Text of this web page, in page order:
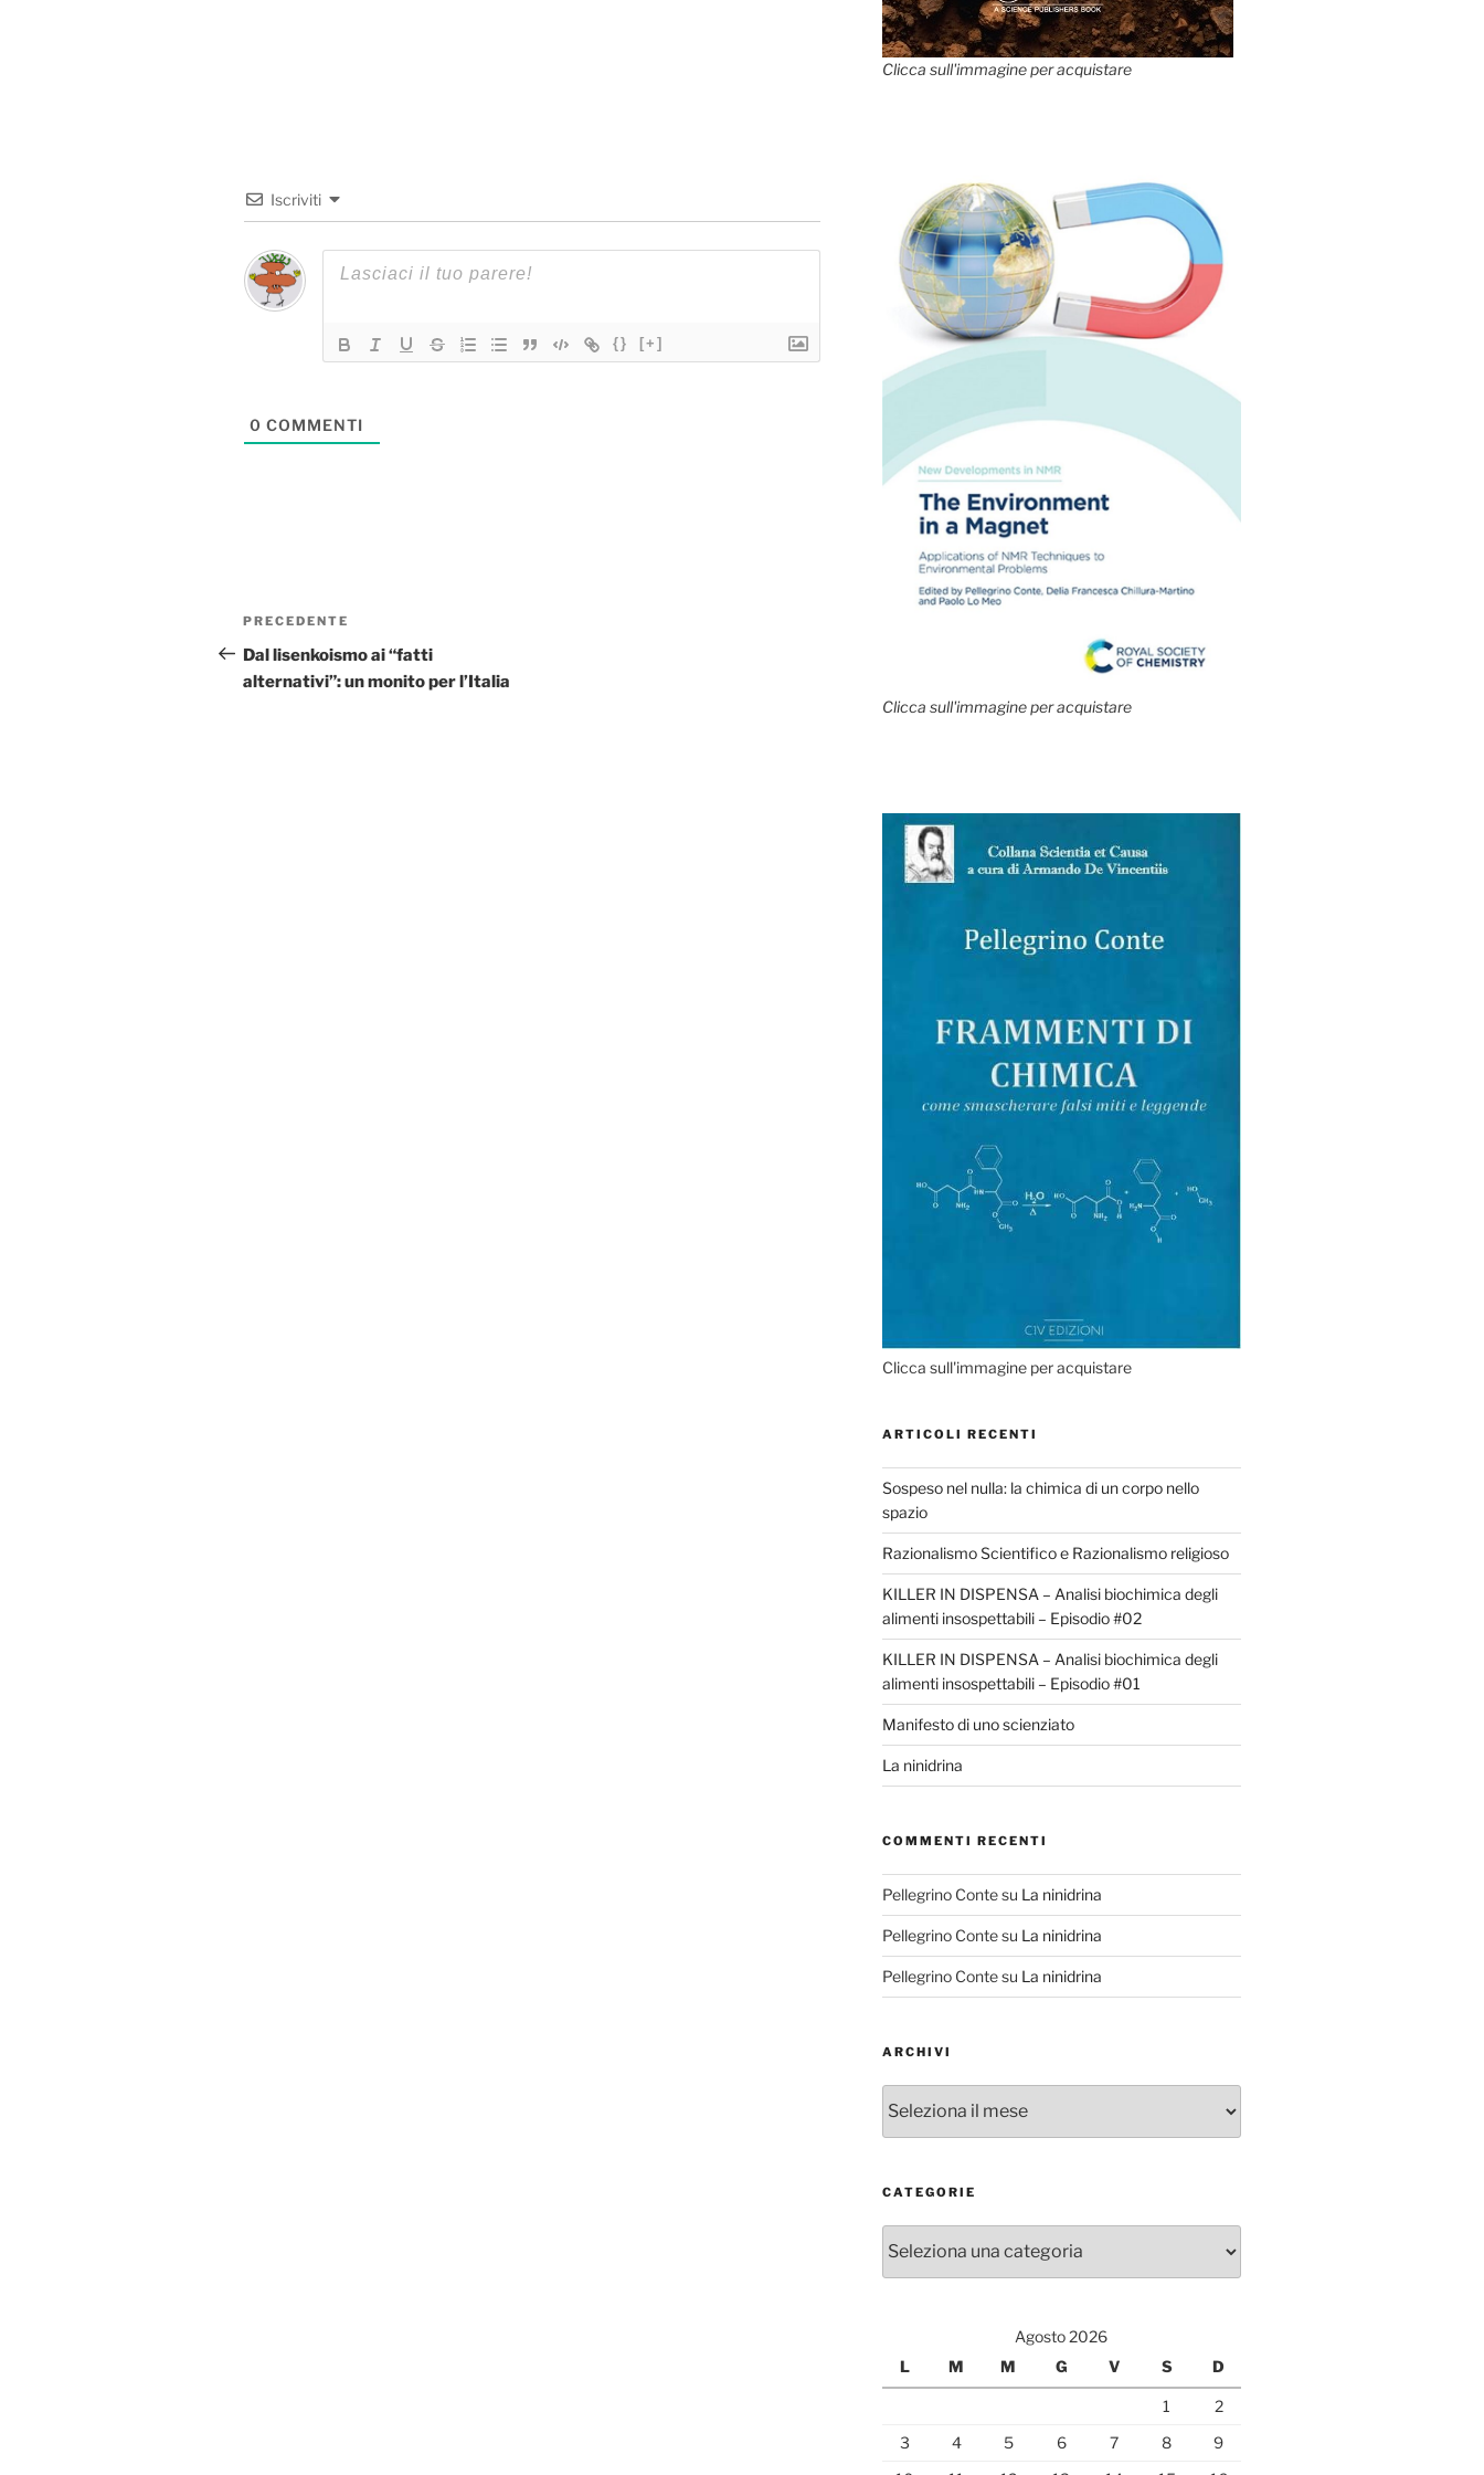
Iscriviti
{} [+]
0 COMMENTI
Navigazione
articoli
Articolo
precedente:
PRECEDENTE
Dal lisenkoismo ai “fatti
alternativi”: un monito per l’Italia
Clicca sull'immagine per acquistare
Clicca sull'immagine per acquistare
Clicca sull'immagine per acquistare
ARTICOLI RECENTI
Sospeso nel nulla: la chimica di un corpo nello
spazio
Razionalismo Scientifico e Razionalismo religioso
KILLER IN DISPENSA – Analisi biochimica degli
alimenti insospettabili – Episodio #02
KILLER IN DISPENSA – Analisi biochimica degli
alimenti insospettabili – Episodio #01
Manifesto di uno scienziato
La ninidrina
COMMENTI RECENTI
Pellegrino Contesu La ninidrina
Pellegrino Contesu La ninidrina
Pellegrino Contesu La ninidrina
ARCHIVI
CATEGORIE
Agosto 2026
L
M M G V S D
1
2
3
4 5 6 7 8
9